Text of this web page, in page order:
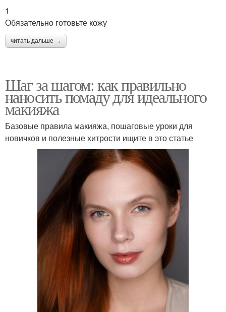
1
Обязательно готовьте кожу
читать дальше →
Шаг за шагом: как правильно
наносить помаду для идеального
макияжа
Базовые правила макияжа, пошаговые уроки для
новичков и полезные хитрости ищите в это статье